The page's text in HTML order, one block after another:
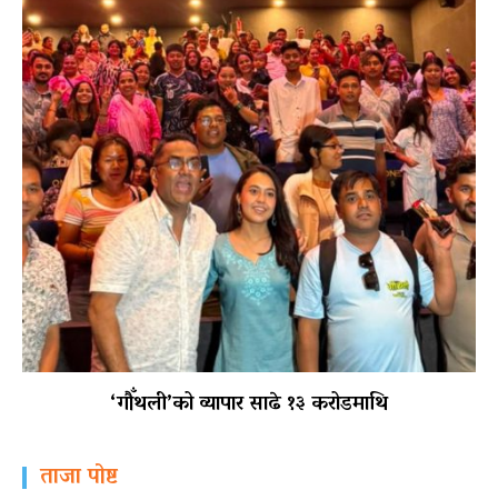
‘गौँथली’को व्यापार साढे १३ करोडमाथि
ताजा पोष्ट